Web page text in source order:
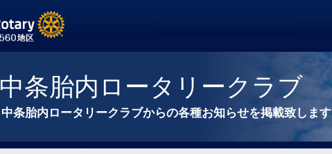
中条胎内ロータリークラブ
中条胎内ロータリークラブからの各種お知らせを掲載致します